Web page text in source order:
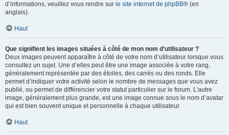
d’informations, veuillez vous rendre sur le site internet de phpBB® (en
anglais).
Haut
Que signifient les images situées à côté de mon nom d’utilisateur ?
Deux images peuvent apparaître à côté de votre nom d’utilisateur lorsque vous
consultez un sujet. Une d’elles peut être une image associée à votre rang,
généralement représentée par des étoiles, des carrés ou des ronds. Elle
permet d’indiquer votre activité selon le nombre de messages que vous avez
publié, ou permet de différencier votre statut particulier sur le forum. L’autre
image, généralement plus grande, est une image connue sous le nom d’avatar
qui est bien souvent unique et personnelle à chaque utilisateur.
Haut